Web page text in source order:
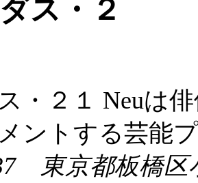
・２１ Neuは
ントする芸能
東京都板橋区